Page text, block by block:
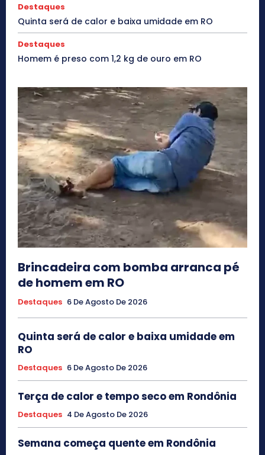
Destaques
Quinta será de calor e baixa umidade em RO
Destaques
Homem é preso com 1,2 kg de ouro em RO
Brincadeira com bomba arranca pé
de homem em RO
Destaques 6 De Agosto De 2026
Quinta será de calor e baixa umidade em
RO
Destaques 6 De Agosto De 2026
Terça de calor e tempo seco em Rondônia
Destaques 4 De Agosto De 2026
Semana começa quente em Rondônia